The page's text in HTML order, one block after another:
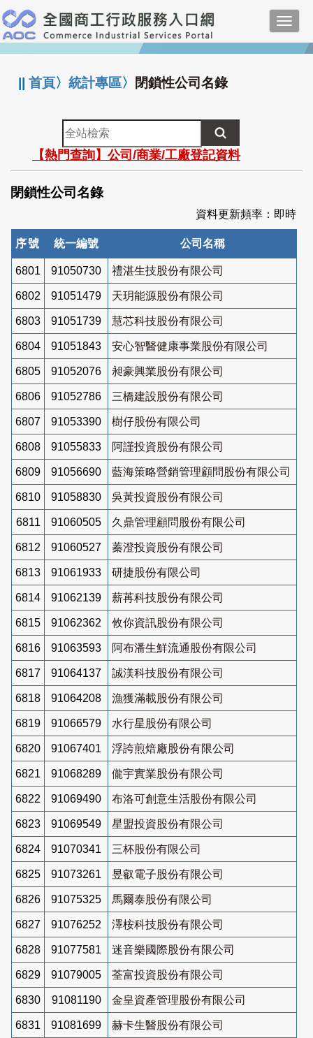
跳
到
主
要
:::
||首頁〉統計專區〉 閉鎖性公司名錄
全
站
檢
索
【熱門查詢】公司/商業/工廠登記資料
閉鎖性公司名錄
資料更新頻率：即時
序號 統一編號 公司名稱
6801 91050730 禮湛生技股份有限公司
6802 91051479 天玥能源股份有限公司
6803 91051739 慧芯科技股份有限公司
6804 91051843 安心智醫健康事業股份有限公司
6805 91052076 昶豪興業股份有限公司
6806 91052786 三橋建設股份有限公司
6807 91053390 樹仔股份有限公司
6808 91055833 阿謹投資股份有限公司
6809 91056690 藍海策略營銷管理顧問股份有限公司
6810 91058830 吳黃投資股份有限公司
6811 91060505 久鼎管理顧問股份有限公司
6812 91060527 蓁澄投資股份有限公司
6813 91061933 研捷股份有限公司
6814 91062139 薪苒科技股份有限公司
6815 91062362 攸你資訊股份有限公司
6816 91063593 阿布潘生鮮流通股份有限公司
6817 91064137 誠渼科技股份有限公司
6818 91064208 漁獲滿載股份有限公司
6819 91066579 水行星股份有限公司
6820 91067401 浮誇煎焙廠股份有限公司
6821 91068289 儱宇實業股份有限公司
6822 91069490 布洛可創意生活股份有限公司
6823 91069549 星盟投資股份有限公司
6824 91070341 三杯股份有限公司
6825 91073261 昱叡電子股份有限公司
6826 91075325 馬爾泰股份有限公司
6827 91076252 澤桉科技股份有限公司
6828 91077581 迷音樂國際股份有限公司
6829 91079005 荃富投資股份有限公司
6830 91081190 金皇資產管理股份有限公司
6831 91081699 赫卡生醫股份有限公司